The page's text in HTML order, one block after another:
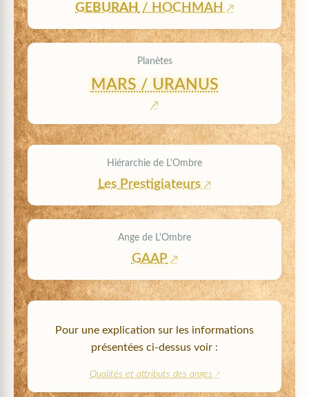
GEBURAH / HOCHMAH
Planètes
MARS / URANUS
Hiérarchie de L'Ombre
Les Prestigiateurs
Ange de L'Ombre
GAAP
Pour une explication sur les informations
présentées ci-dessus voir :
Qualités et attributs des anges